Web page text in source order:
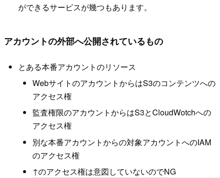
ができるサービスが幾つもあります。
アカウントの外部へ公開されているもの
とある本番アカウントのリソース
WebサイトのアカウントからはS3のコンテンツへの
アクセス権
監査権限のアカウントからはS3とCloudWotchへの
アクセス権
別な本番アカウントからの対象アカウントへのIAM
のアクセス権
↑のアクセス権は意図していないのでNG